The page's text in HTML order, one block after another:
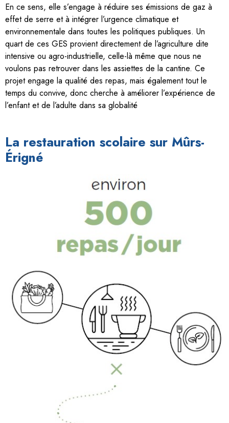
En ce sens, elle s’engage à réduire ses émissions de gaz à
effet de serre et à intégrer l’urgence climatique et
environnementale dans toutes les politiques publiques. Un
quart de ces GES provient directement de l’agriculture dite
intensive ou agro-industrielle, celle-là même que nous ne
voulons pas retrouver dans les assiettes de la cantine. Ce
projet engage la qualité des repas, mais également tout le
temps du convive, donc cherche à améliorer l’expérience de
l’enfant et de l’adulte dans sa globalité
La restauration scolaire sur Mûrs-
Érigné